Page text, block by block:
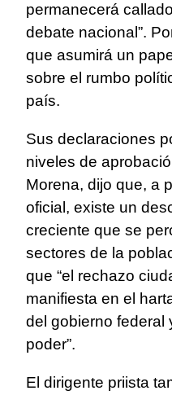
permanecerá
debate nacional”.
que asumirá un
sobre el rumbo
país.
Sus declaraciones
niveles de
Morena, dijo que, a
oficial, existe un
creciente que se
sectores de la
que “el rechazo
manifiesta en el
del gobierno federal
poder”.
El dirigente priista